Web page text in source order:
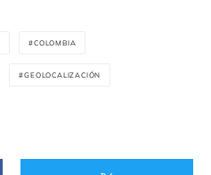
COLOMBIA
GEOLOCALIZACIÓN